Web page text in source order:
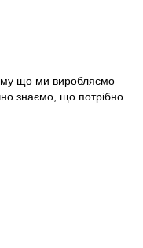
що ми виробляємо
знаємо, що потрібно